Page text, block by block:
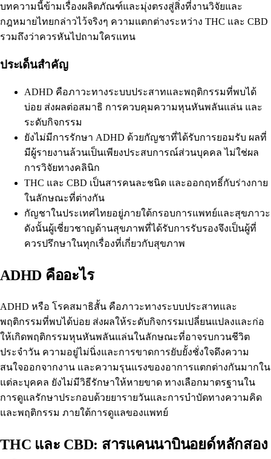
บทความนี้ข้ามเรื่องผลิตภัณฑ์และมุ่งตรงสู่สิ่งที่งานวิจัยและ
กฎหมายไทยกล่าวไว้จริงๆ ความแตกต่างระหว่าง THC และ CBD
รวมถึงว่าควรหันไปถามใครแทน
ประเด็นสำคัญ
ADHD คือภาวะทางระบบประสาทและพฤติกรรมที่พบได้
บ่อย ส่งผลต่อสมาธิ การควบคุมความหุนหันพลันแล่น และ
ระดับกิจกรรม
ยังไม่มีการรักษา ADHD ด้วยกัญชาที่ได้รับการยอมรับ ผลที่
มีผู้รายงานล้วนเป็นเพียงประสบการณ์ส่วนบุคคล ไม่ใช่ผล
การวิจัยทางคลินิก
THC และ CBD เป็นสารคนละชนิด และออกฤทธิ์กับร่างกาย
ในลักษณะที่ต่างกัน
กัญชาในประเทศไทยอยู่ภายใต้กรอบการแพทย์และสุขภาวะ
ดังนั้นผู้เชี่ยวชาญด้านสุขภาพที่ได้รับการรับรองจึงเป็นผู้ที่
ควรปรึกษาในทุกเรื่องที่เกี่ยวกับสุขภาพ
ADHD คืออะไร
ADHD หรือ โรคสมาธิสั้น คือภาวะทางระบบประสาทและ
พฤติกรรมที่พบได้บ่อย ส่งผลให้ระดับกิจกรรมเปลี่ยนแปลงและก่อ
ให้เกิดพฤติกรรมหุนหันพลันแล่นในลักษณะที่อาจรบกวนชีวิต
ประจำวัน ความอยู่ไม่นิ่งและการขาดการยับยั้งชั่งใจดึงความ
สนใจออกจากงาน และความรุนแรงของอาการแตกต่างกันมากใน
แต่ละบุคคล ยังไม่มีวิธีรักษาให้หายขาด ทางเลือกมาตรฐานใน
การดูแลรักษาประกอบด้วยยารายวันและการบำบัดทางความคิด
และพฤติกรรม ภายใต้การดูแลของแพทย์
THC และ CBD: สารแคนนาบินอยด์หลักสอง